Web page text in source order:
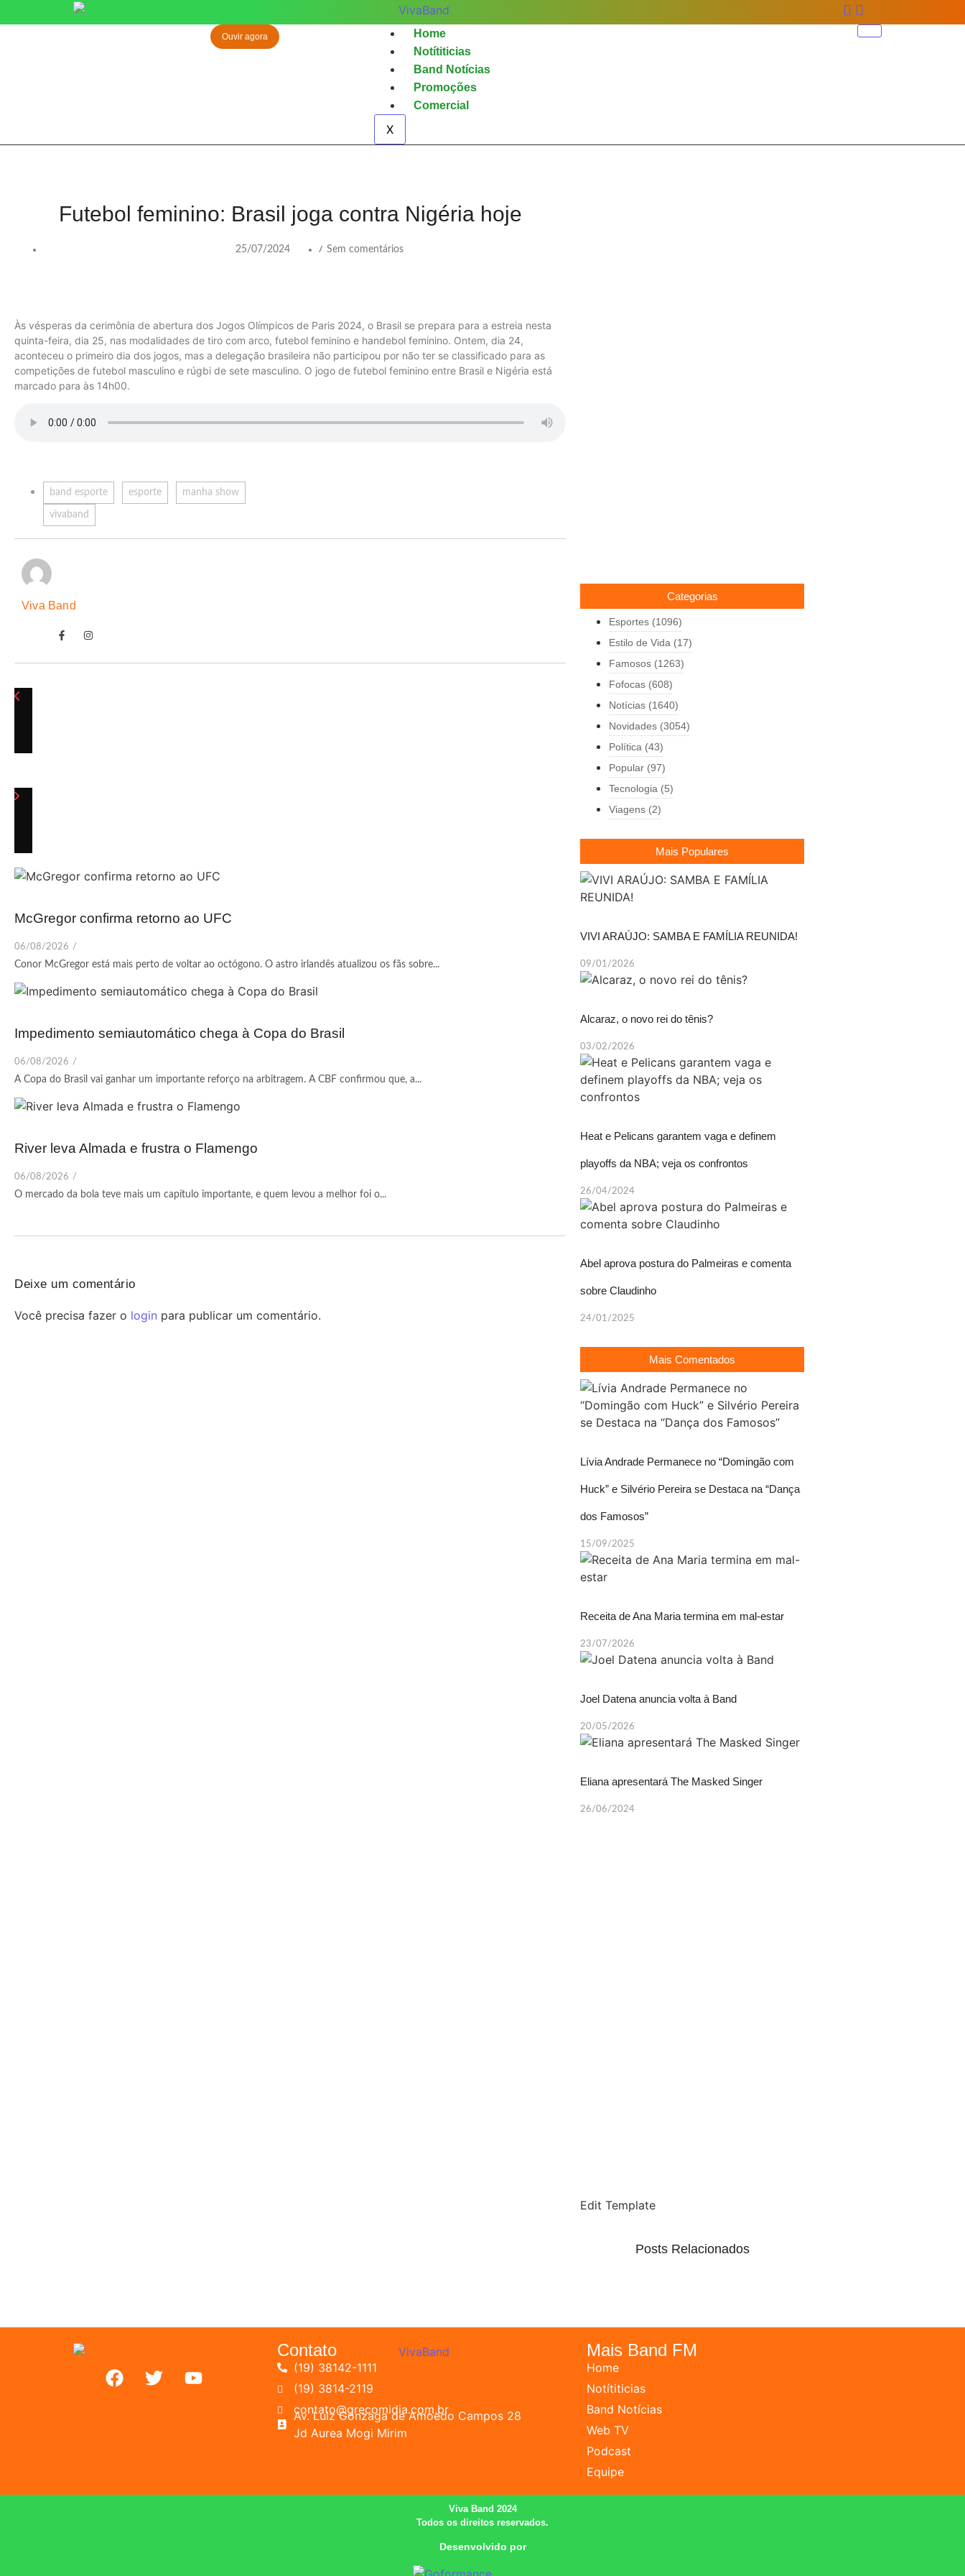
Home
Notítiticias
Band Notícias
Promoções
Comercial
X
Ouvir agora
Futebol feminino: Brasil joga contra Nigéria hoje
25/07/2024 / Sem comentários
Às vésperas da cerimônia de abertura dos Jogos Olímpicos de Paris 2024, o Brasil se prepara para a estreia nesta
quinta-feira, dia 25, nas modalidades de tiro com arco, futebol feminino e handebol feminino. Ontem, dia 24,
aconteceu o primeiro dia dos jogos, mas a delegação brasileira não participou por não ter se classificado para as
competições de futebol masculino e rúgbi de sete masculino. O jogo de futebol feminino entre Brasil e Nigéria está
marcado para às 14h00.
band esporte esporte manha show
vivaband
Viva Band
McGregor confirma retorno ao UFC
06/08/2026 /
Conor McGregor está mais perto de voltar ao octógono. O astro irlandês atualizou os fãs sobre...
Impedimento semiautomático chega à Copa do Brasil
06/08/2026 /
A Copa do Brasil vai ganhar um importante reforço na arbitragem. A CBF confirmou que, a...
River leva Almada e frustra o Flamengo
06/08/2026 /
O mercado da bola teve mais um capítulo importante, e quem levou a melhor foi o...
Deixe um comentário
Você precisa fazer o login para publicar um comentário.
Mais Populares
VIVI ARAÚJO: SAMBA E FAMÍLIA REUNIDA!
09/01/2026
Alcaraz, o novo rei do tênis?
03/02/2026
Heat e Pelicans garantem vaga e definem
playoffs da NBA; veja os confrontos
26/04/2024
Abel aprova postura do Palmeiras e comenta
sobre Claudinho
24/01/2025
Mais Comentados
Lívia Andrade Permanece no “Domingão com
Huck” e Silvério Pereira se Destaca na “Dança
dos Famosos”
15/09/2025
Receita de Ana Maria termina em mal-estar
23/07/2026
Joel Datena anuncia volta à Band
20/05/2026
Eliana apresentará The Masked Singer
26/06/2024
Categorias
Esportes (1096)
Estilo de Vida (17)
Famosos (1263)
Fofocas (608)
Notícias (1640)
Novidades (3054)
Política (43)
Popular (97)
Tecnologia (5)
Viagens (2)
Edit Template
Posts Relacionados
Contato
(19) 38142-1111
(19) 3814-2119
contato@grecomidia.com.br
Av. Luiz Gonzaga de Amoedo Campos 28
Jd Aurea Mogi Mirim
Mais Band FM
Home
Notítiticias
Band Notícias
Web TV
Podcast
Equipe
Viva Band 2024
Todos os direitos reservados.
Desenvolvido por